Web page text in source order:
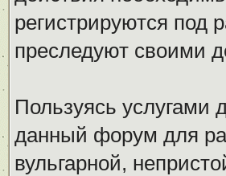
регистрируются под
преследуют своими
Пользуясь услугами
данный форум для
вульгарной,